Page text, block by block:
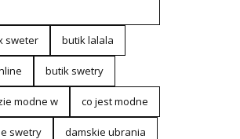
sweter butik lalala
butik swetry
modne w co jest modne
swetry damskie ubrania